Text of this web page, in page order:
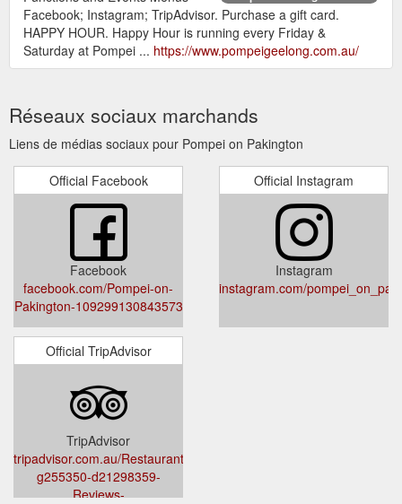
Facebook; Instagram; TripAdvisor. Purchase a gift card.
HAPPY HOUR. Happy Hour is running every Friday &
Saturday at Pompei ... https://www.pompeigeelong.com.au/
Réseaux sociaux marchands
Liens de médias sociaux pour Pompei on Pakington
Official Facebook
Facebook
facebook.com/Pompei-on-
Pakington-109299130843573
Official Instagram
Instagram
instagram.com/
Official TripAdvisor
TripAdvisor
tripadvisor.com.au/Restaurant_Review-
g255350-d21298359-
Reviews-